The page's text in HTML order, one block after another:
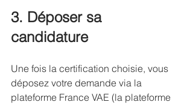
3. Déposer sa
candidature
Une fois la certification choisie, vous
déposez votre demande via la
plateforme France VAE (la plateforme